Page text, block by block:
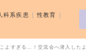
よすぎる…！交流会へ潜入したよ
科系疾患
性教育